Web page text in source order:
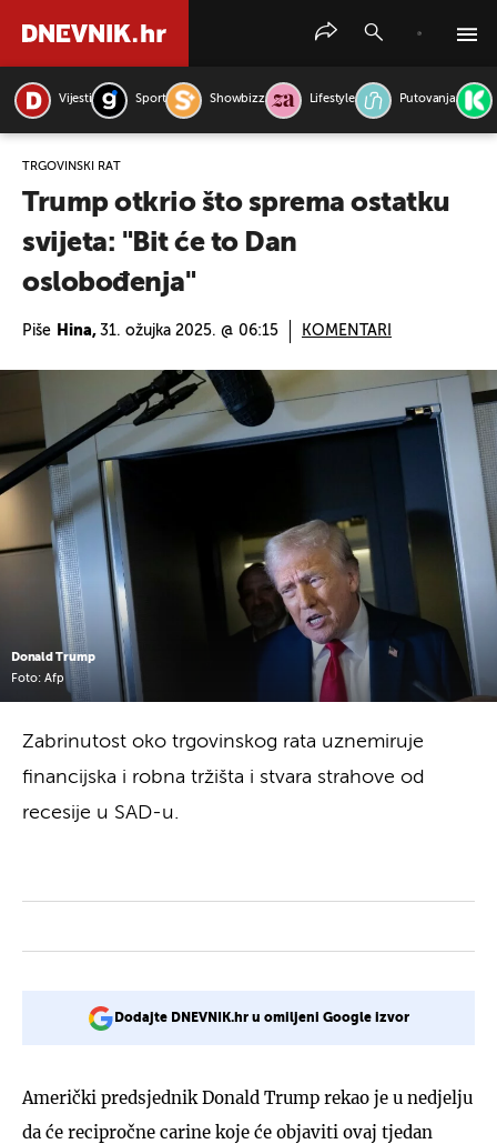
Vijesti Sport Showbizz Lifestyle Putovanja
TRGOVINSKI RAT
Trump otkrio što sprema ostatku
svijeta: "Bit će to Dan
oslobođenja"
Piše Hina, 31. ožujka 2025. @ 06:15 KOMENTARI
Donald Trump
Foto: Afp
Zabrinutost oko trgovinskog rata uznemiruje
financijska i robna tržišta i stvara strahove od
recesije u SAD-u.
Dodajte DNEVNIK.hr u omiljeni Google izvor
Američki predsjednik Donald Trump rekao je u nedjelju
da će recipročne carine koje će objaviti ovaj tjedan
PRETRAŽITE VIJESTI